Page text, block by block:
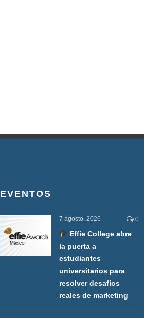
EVENTOS
7 agosto, 2026 0
Effie College abre
la puerta a
estudiantes
universitarios para
resolver desafíos
reales de marketing